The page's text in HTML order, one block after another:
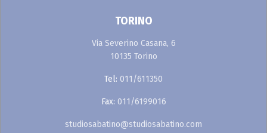
TORINO
Via Severino Casana, 6
10135 Torino
Tel: 011/611350
Fax: 011/6199016
studiosabatino@studiosabatino.com